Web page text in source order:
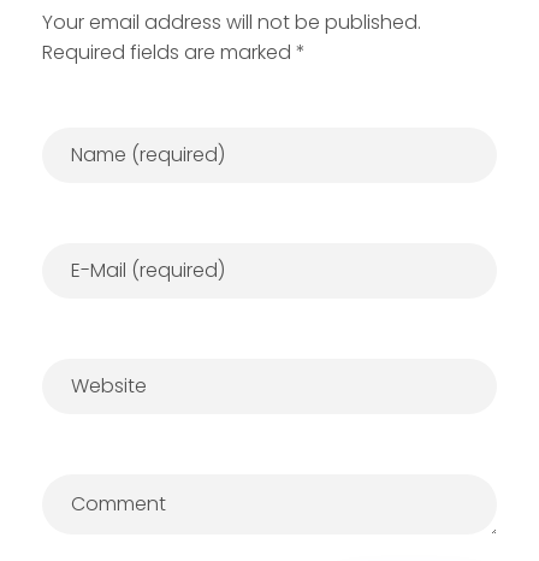
Your email address will not be published.
Required fields are marked *